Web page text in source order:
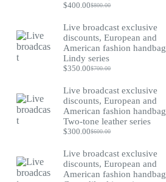
$800.00
Original
was:
$800.00.
$400.00Current
is:
$400.00.
Live broadcast exclusive
discounts, European and
American fashion handbag
Lindy series
$700.00
Original
was:
$700.00.
$350.00Current
is:
$350.00.
Live broadcast exclusive
discounts, European and
American fashion handbag
Two-tone leather series
$600.00
Original
was:
$600.00.
$300.00Current
is:
$300.00.
Live broadcast exclusive
discounts, European and
American fashion handbag